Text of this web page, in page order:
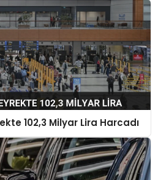
102,3 Milyar Lira Harcadı